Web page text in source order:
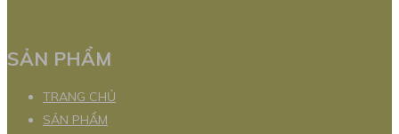
SẢN PHẨM
TRANG CHỦ
SẢN PHẨM